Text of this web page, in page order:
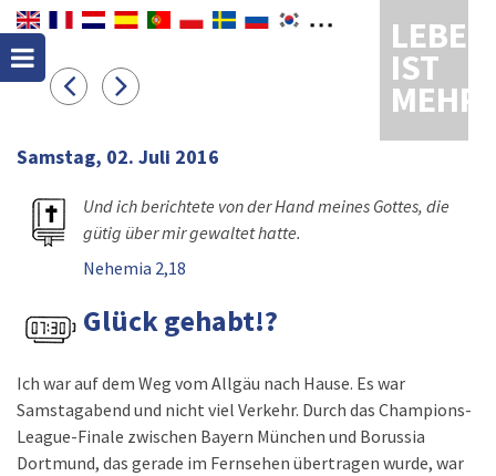
LEBEN
IST
MEHR
Samstag, 02. Juli 2016
Und ich berichtete von der Hand meines Gottes, die
gütig über mir gewaltet hatte.
Nehemia 2,18
Glück gehabt!?
Ich war auf dem Weg vom Allgäu nach Hause. Es war
Samstagabend und nicht viel Verkehr. Durch das Champions-
League-Finale zwischen Bayern München und Borussia
Dortmund, das gerade im Fernsehen übertragen wurde, war